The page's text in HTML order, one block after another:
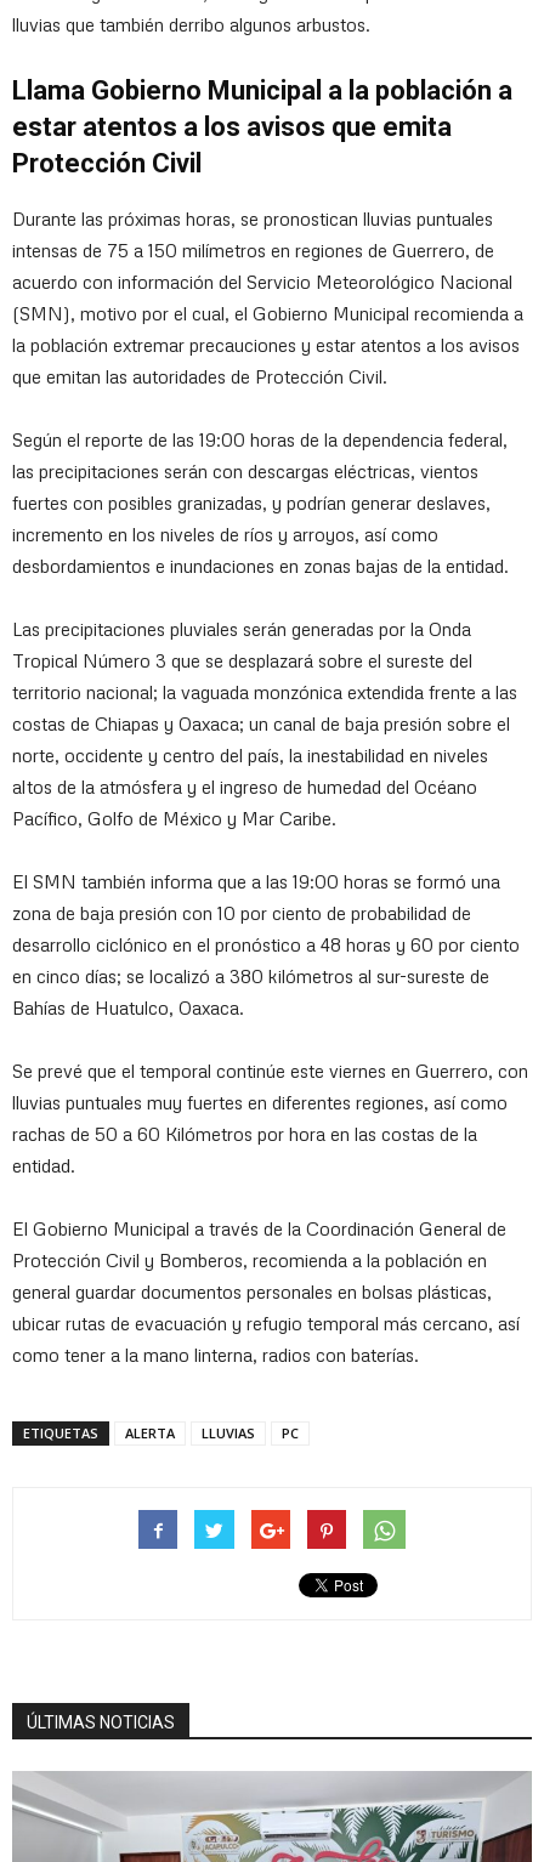
lluvias que también derribo algunos arbustos.
Llama Gobierno Municipal a la población a
estar atentos a los avisos que emita
Protección Civil
Durante las próximas horas, se pronostican lluvias puntuales
intensas de 75 a 150 milímetros en regiones de Guerrero, de
acuerdo con información del Servicio Meteorológico Nacional
(SMN), motivo por el cual, el Gobierno Municipal recomienda a
la población extremar precauciones y estar atentos a los avisos
que emitan las autoridades de Protección Civil.
Según el reporte de las 19:00 horas de la dependencia federal,
las precipitaciones serán con descargas eléctricas, vientos
fuertes con posibles granizadas, y podrían generar deslaves,
incremento en los niveles de ríos y arroyos, así como
desbordamientos e inundaciones en zonas bajas de la entidad.
Las precipitaciones pluviales serán generadas por la Onda
Tropical Número 3 que se desplazará sobre el sureste del
territorio nacional; la vaguada monzónica extendida frente a las
costas de Chiapas y Oaxaca; un canal de baja presión sobre el
norte, occidente y centro del país, la inestabilidad en niveles
altos de la atmósfera y el ingreso de humedad del Océano
Pacífico, Golfo de México y Mar Caribe.
El SMN también informa que a las 19:00 horas se formó una
zona de baja presión con 10 por ciento de probabilidad de
desarrollo ciclónico en el pronóstico a 48 horas y 60 por ciento
en cinco días; se localizó a 380 kilómetros al sur-sureste de
Bahías de Huatulco, Oaxaca.
Se prevé que el temporal continúe este viernes en Guerrero, con
lluvias puntuales muy fuertes en diferentes regiones, así como
rachas de 50 a 60 Kilómetros por hora en las costas de la
entidad.
El Gobierno Municipal a través de la Coordinación General de
Protección Civil y Bomberos, recomienda a la población en
general guardar documentos personales en bolsas plásticas,
ubicar rutas de evacuación y refugio temporal más cercano, así
como tener a la mano linterna, radios con baterías.
ETIQUETAS ALERTA LLUVIAS PC
ÚLTIMAS NOTICIAS